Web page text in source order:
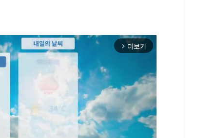
arrow_forward_ios 더보기